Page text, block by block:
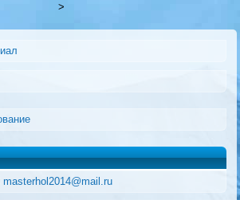
>
masterhol2014@mail.ru